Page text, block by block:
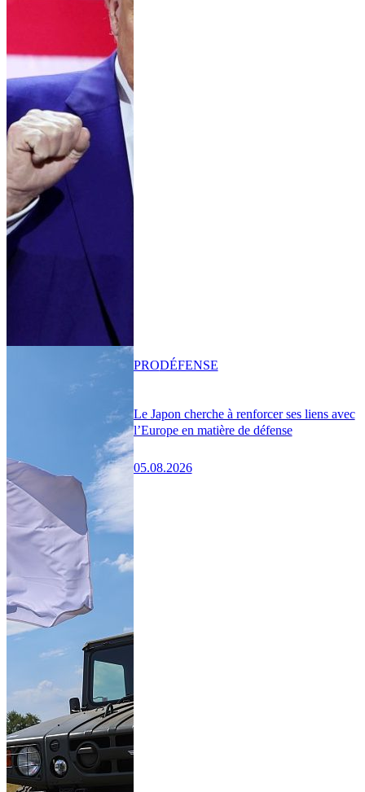
Le Japon cherche à renforcer ses liens avec
l’Europe en matière de défense
05.08.2026
PRODÉFENSE